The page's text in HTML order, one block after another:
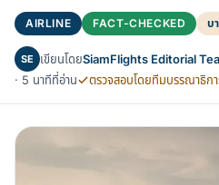
AIRLINE FACT-CHECKED บ
SE เขียนโดยSiamFlights Editorial
· 5 นาทีที่อ่าน
ตรวจสอบโดยทีมบรรณาธิก